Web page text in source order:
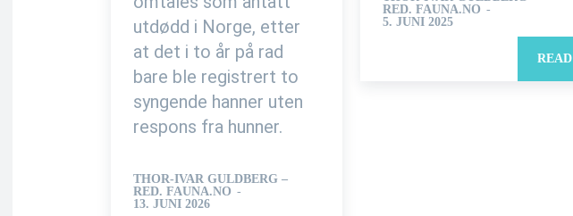
utdødd i Norge, etter
at det i to år på rad
bare ble registrert to
syngende hanner uten
respons fra hunner.
THOR-IVAR GULDBERG –
RED. FAUNA.NO -
13. JUNI 2026
RED. FAUNA.NO -
5. JUNI 2025
READ